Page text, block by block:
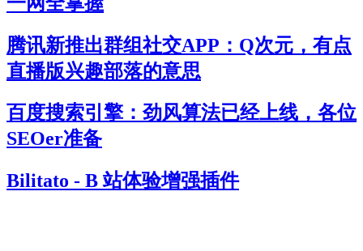
腾讯新推出群组社交APP：Q次元，有点
直播版兴趣部落的意思
百度搜索引擎：劲风算法已经上线，各位
SEOer准备
Bilitato - B 站体验增强插件